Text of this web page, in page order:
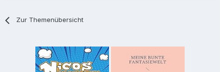
Zur Themenübersicht